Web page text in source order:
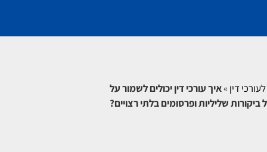
דין »איך עורכי דין יכולים לשמור על
שליליות ופרסומים בלתי רצויים?